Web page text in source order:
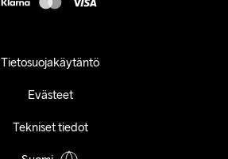
Tietosuojakäytäntö
Evästeet
Tekniset tiedot